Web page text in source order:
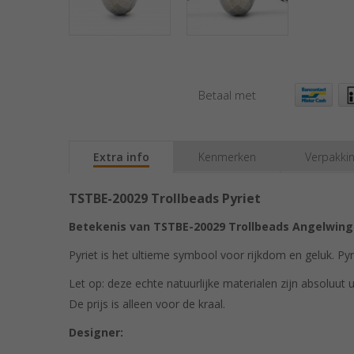
Betaal met
Extra info Kenmerken
TSTBE-20029 Trollbeads Pyriet
Betekenis van TSTBE-20029 Trollbeads
Pyriet is het ultieme symbool voor rijkdom en geluk.
Let op: deze echte natuurlijke materialen zijn absoluut
De prijs is alleen voor de kraal.
Designer: